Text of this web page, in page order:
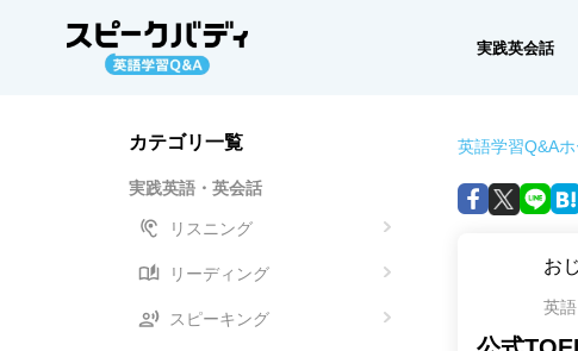
実践英会話
カテゴリ一覧
実践英語・英会話
リスニング
リーディング
スピーキング
英語学習Q&Aホ
お
英語